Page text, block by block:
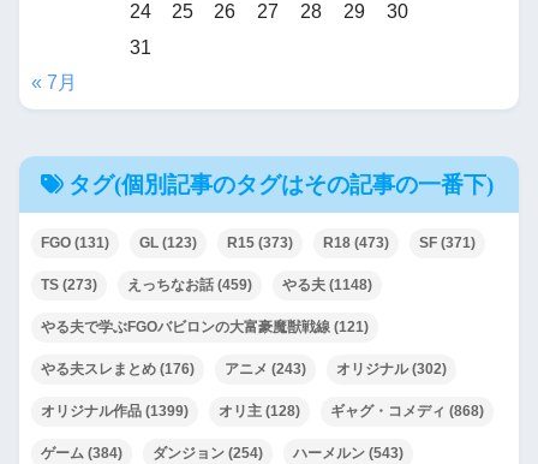
24
25 26 27 28 29
30
31
« 7月
タグ(個別記事のタグはその記事の一番下)
FGO (131) GL (123) R15 (373) R18 (473) SF (371)
TS (273) えっちなお話 (459) やる夫 (1148)
やる夫で学ぶFGOバビロンの大富豪魔獣戦線 (121)
やる夫スレまとめ (176) アニメ (243) オリジナル(302)
オリジナル作品 (1399) オリ主 (128) ギャグ・コメディ (868)
ゲーム (384) ダンジョン (254) ハーメルン (543)